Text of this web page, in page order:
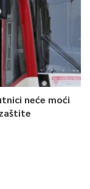
neće moći